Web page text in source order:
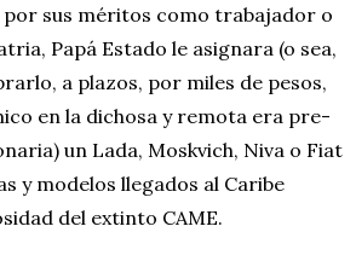
por sus méritos como trabajador o
Papá Estado le asignara (o sea,
a plazos, por miles de pesos,
en la dichosa y remota era pre-
un Lada, Moskvich, Niva o Fiat
y modelos llegados al Caribe
del extinto CAME.